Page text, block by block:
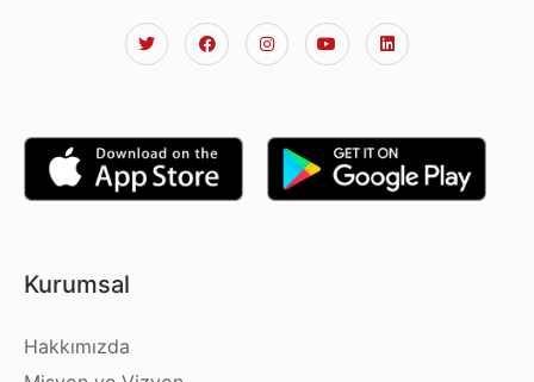
Kurumsal
Hakkımızda